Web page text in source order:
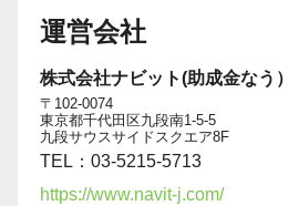
運営会社
株式会社ナビット(助成金なう）
〒102-0074
東京都千代田区九段南1-5-5
九段サウスサイドスクエア8F
TEL：03-5215-5713
https://www.navit-j.com/